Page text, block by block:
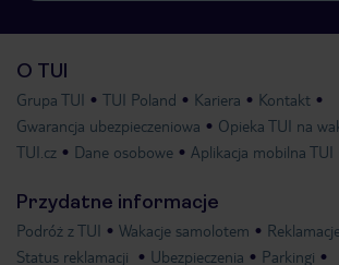
O TUI
Grupa TUI TUI Poland Kariera
Kontakt
Gwarancja ubezpieczeniowa
Opieka TUI na
TUI.cz
Dane osobowe Aplikacja mobilna TUI
Przydatne informacje
Podróż z TUI Wakacje samolotem
Status reklamacji
Ubezpieczenia Parkingi